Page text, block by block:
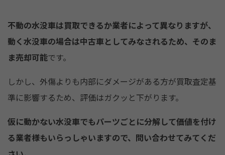
不動の水没車は買取できるか業者によって異なりますが、
動く水没車の場合は中古車としてみなされるため、そのま
ま売却可能です。
しかし、外傷よりも内部にダメージがある方が買取査定基
準に影響するため、評価はガクッと下がります。
仮に動かない水没車でもパーツごとに分解して価値を付け
る業者様もいらっしゃいますので、問い合わせてみてくだ